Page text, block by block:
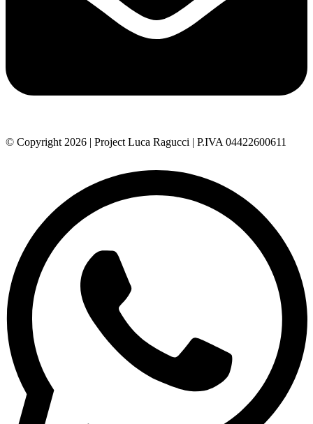
© Copyright 2026 | Project Luca Ragucci | P.IVA 04422600611